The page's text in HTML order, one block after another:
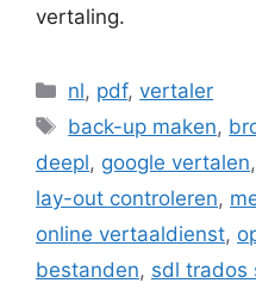
vertaling.
Categorieën
nl, pdf,vertaler
Tags
back-up maken,
deepl, google vertalen,
lay-out controleren,
online vertaaldienst,
bestanden, sdl trados